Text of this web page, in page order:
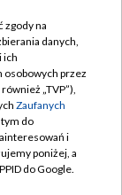
zgody na
danych,
ich
osobowych przez
„TVP”),
Zaufanych
do
i
poniżej, a
do Google.